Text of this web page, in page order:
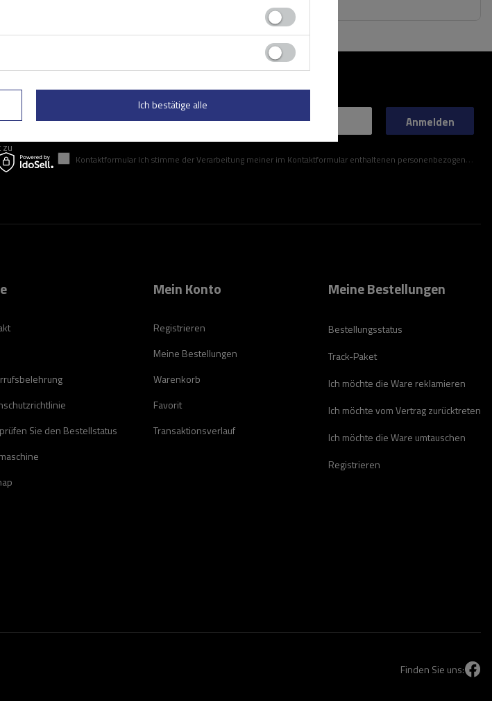
Geben Sie Ihre E-Mail
Kontaktformular Ich stimme der Verarbeitung meiner im Kontaktformular enthaltenen personenbezogenen Daten gemäß der Verordnung (EU) des Europäischen Parlaments und des Rates zu.
Anmelden
Sie den Bestellstatus
Mein Konto
Registrieren
Meine Bestellungen
Warenkorb
Favorit
Transaktionsverlauf
Meine Bestellungen
Bestellungsstatus
Track-Paket
Ich möchte die Ware reklamieren
Ich möchte vom Vertrag zurücktreten
Ich möchte die Ware umtauschen
Registrieren
Finden Sie uns:
Ich bestätige alle